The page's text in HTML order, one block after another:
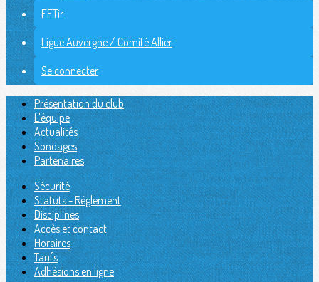
FFTir
Ligue Auvergne / Comité Allier
Se connecter
Présentation du club
L'équipe
Actualités
Sondages
Partenaires
Sécurité
Statuts - Réglement
Disciplines
Accès et contact
Horaires
Tarifs
Adhésions en ligne